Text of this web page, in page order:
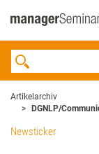
Artikelarchiv
DGNLP/
Newsticker